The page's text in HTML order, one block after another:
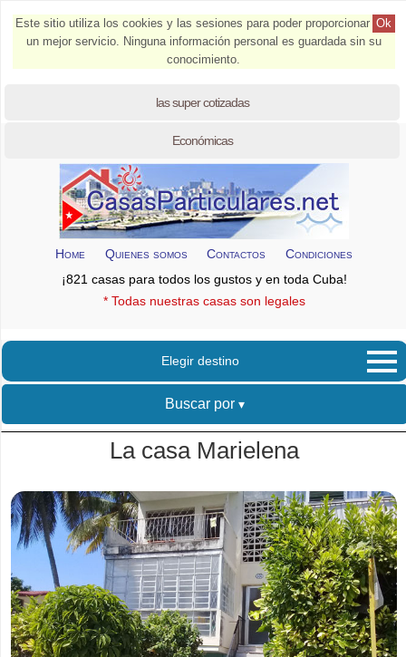
Ok
Este sitio utiliza los cookies y las sesiones para poder proporcionar
un mejor servicio. Ninguna información personal es guardada sin su
conocimiento.
las super cotizadas
Económicas
Home Quienes somos Contactos
Condiciones
¡821 casas para todos los gustos y en toda Cuba!
* Todas nuestras casas son legales
Elegir destino
Buscar por
La casa Marielena